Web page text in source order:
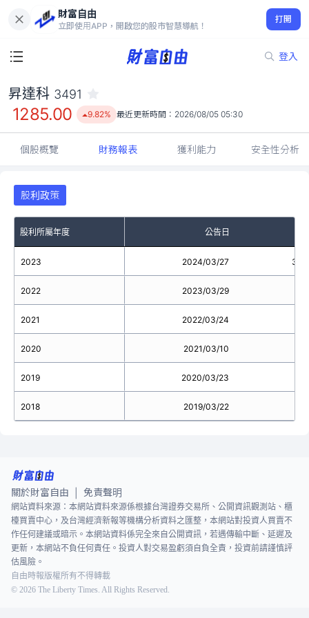
財富自由
立即使用APP，開啟您的股市智慧導航！
打開
登入
1285.00
9.82%
昇達科 3491
1285.00 9.82% 最近更新時間： 2026/08/05 05:30
個股概覽 財務報表 獲利能力 安全性分析
股利政策
股利所屬年度 公告日
2023
2022
2021
2020
2019
2018
2024/03/27
2023/03/29
2022/03/24
2021/03/10
2020/03/23
2019/03/22
關於財富自由 免責聲明
網站資料來源：本網站資料來源係根據台灣證券交易所、公開資訊觀測站、櫃
檯買賣中心，及台灣經濟新報等機構分析資料之匯整，本網站對投資人買賣不
作任何建議或暗示。本網站資料係完全來自公開資訊，若遇傳輸中斷、延遲及
更新，本網站不負任何責任。投資人對交易盈虧須自負全責，投資前請謹慎評
估風險。
自由時報版權所有不得轉載
© 2026 The Liberty Times. All Rights Reserved.